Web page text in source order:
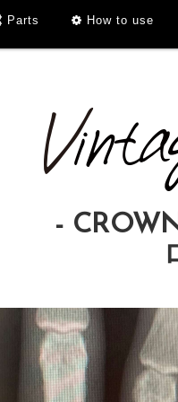
Parts How to use
-